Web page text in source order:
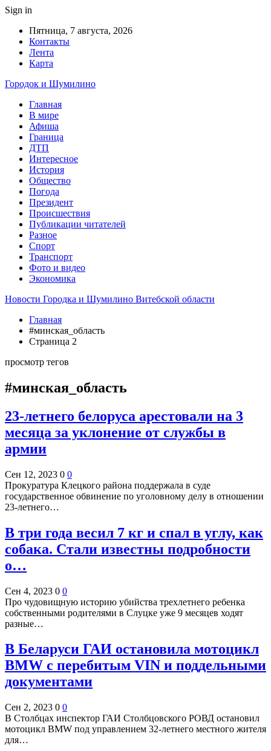
Sign in
Пятница, 7 августа, 2026
Контакты
Лента
Карта
Городок и Шумилино
Главная
В мире
Афиша
Граница
ДТП
Интересное
История
Общество
Погода
Президент
Происшествия
Публикации читателей
Разное
Спорт
Транспорт
Фото и видео
Экономика
Новости Городка и Шумилино Витебской области
Главная
#минская_область
Страница 2
просмотр тегов
#минская_область
23-летнего белоруса арестовали на 3
месяца за уклонение от службы в
армии
Сен 12, 2023 0 0
Прокуратура Клецкого района поддержала в суде
государственное обвинение по уголовному делу в отношении
23-летнего…
В три года весил 7 кг и спал в углу, как
собака. Стали известны подробности
о…
Сен 4, 2023 0 0
Про чудовищную историю убийства трехлетнего ребенка
собственными родителями в Слуцке уже 9 месяцев ходят
разные…
В Беларуси ГАИ остановила мотоцикл
BMW с перебитым VIN и поддельными
документами
Сен 2, 2023 0 0
В Столбцах инспектор ГАИ Столбцовского РОВД остановил
мотоцикл BMW под управлением 32-летнего местного жителя
для…